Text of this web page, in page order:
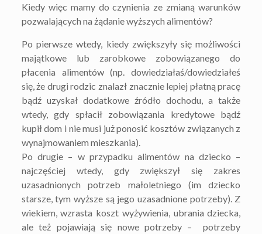
Kiedy więc mamy do czynienia ze zmianą warunków
pozwalających na żądanie wyższych alimentów?
Po pierwsze wtedy, kiedy zwiększyły się możliwości
majątkowe lub zarobkowe zobowiązanego do
płacenia alimentów (np. dowiedziałaś/dowiedziałeś
się, że drugi rodzic znalazł znacznie lepiej płatną pracę
bądź uzyskał dodatkowe źródło dochodu, a także
wtedy, gdy spłacił zobowiązania kredytowe bądź
kupił dom i nie musi już ponosić kosztów związanych z
wynajmowaniem mieszkania).
Po drugie – w przypadku alimentów na dziecko –
najczęściej wtedy, gdy zwiększył się zakres
uzasadnionych potrzeb małoletniego (im dziecko
starsze, tym wyższe są jego uzasadnione potrzeby). Z
wiekiem, wzrasta koszt wyżywienia, ubrania dziecka,
ale też pojawiają się nowe potrzeby – potrzeby